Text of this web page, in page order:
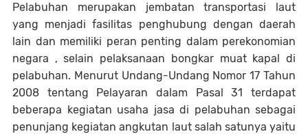
Pelabuhan merupakan jembatan transportasi laut
yang menjadi fasilitas penghubung dengan daerah
lain dan memiliki peran penting dalam perekonomian
negara , selain pelaksanaan bongkar muat kapal di
pelabuhan. Menurut Undang-Undang Nomor 17 Tahun
2008 tentang Pelayaran dalam Pasal 31 terdapat
beberapa kegiatan usaha jasa di pelabuhan sebagai
penunjang kegiatan angkutan laut salah satunya yaitu